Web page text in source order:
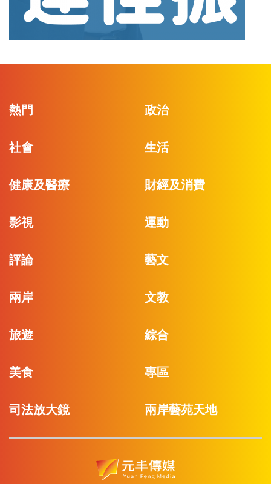
熱門 政治
社會 生活
健康及醫療 財經及消費
影視 運動
評論 藝文
兩岸 文教
旅遊 綜合
美食 專區
司法放大鏡 兩岸藝苑天地